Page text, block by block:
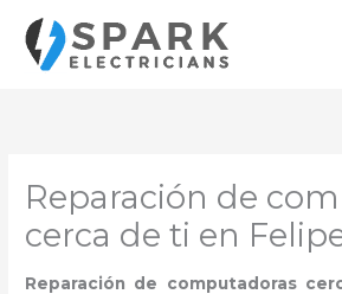
contenido
Reparación de
cerca de ti en
Reparación de computadoras